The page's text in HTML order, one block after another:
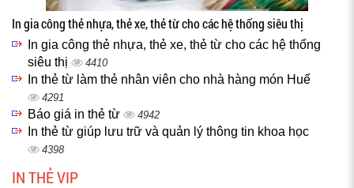
In gia công thẻ nhựa, thẻ xe, thẻ từ cho các hệ thống siêu thị
In gia công thẻ nhựa, thẻ xe, thẻ từ cho các hệ thống
siêu thị
4410
In thẻ từ làm thẻ nhân viên cho nhà hàng món Huế
4291
Báo giá in thẻ từ 4942
In thẻ từ giúp lưu trữ và quản lý thông tin khoa học
4398
IN THẺ VIP